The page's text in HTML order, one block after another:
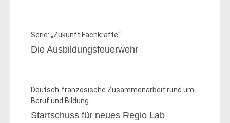
Serie: „Zukunft Fachkräfte“
Die Ausbildungsfeuerwehr
Deutsch-französische Zusammenarbeit rund um
Beruf und Bildung
Startschuss für neues Regio Lab